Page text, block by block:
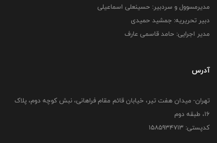
مدیرمسوول و سردبیر: حسینعلی اسماعیلی
دبیر تحریریه: جمشید حمیدی
مدیر اجرایی: حامد قاسمی عارف
آدرس
تهران- میدان هفت تیر، خیابان قائم مقام فراهانی، نبش کوچه دوم، پلاک
16، طبقه دوم
کدپستی: 1585934713